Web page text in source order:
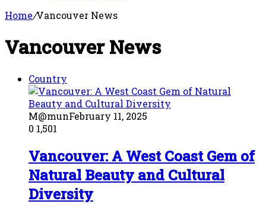
Home/Vancouver News
Vancouver News
Country
M@munFebruary 11, 2025
0 1,501
Vancouver: A West Coast Gem of
Natural Beauty and Cultural
Diversity